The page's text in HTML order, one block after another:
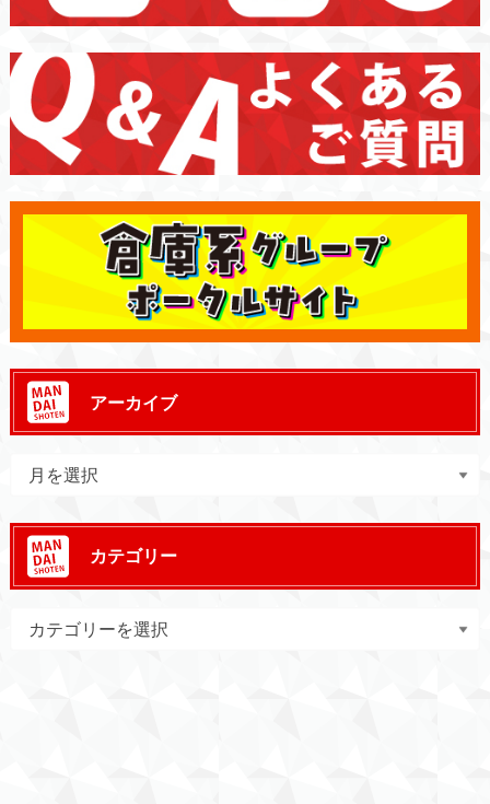
アーカイブ
カテゴリー